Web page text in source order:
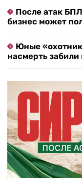
После атак
бизнес может
Юные
насмерть